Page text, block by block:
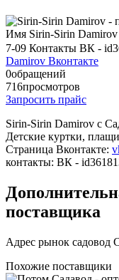
Имя Sirin-Sirin Damirov
7-09 Контакты ВК -
Damirov Вконтакте
0обращений
716просмотров
Запросить прайс
Sirin-Sirin Damirov c
Детские куртки,
Страница Вконтакте:
контакты: ВК -
поставщика
Адрес рынок садовод
Похожие поставщики